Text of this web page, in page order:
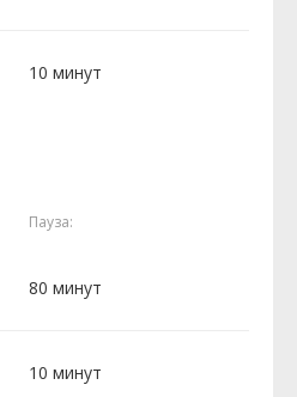
10 минут
Пауза:
80 минут
10 минут